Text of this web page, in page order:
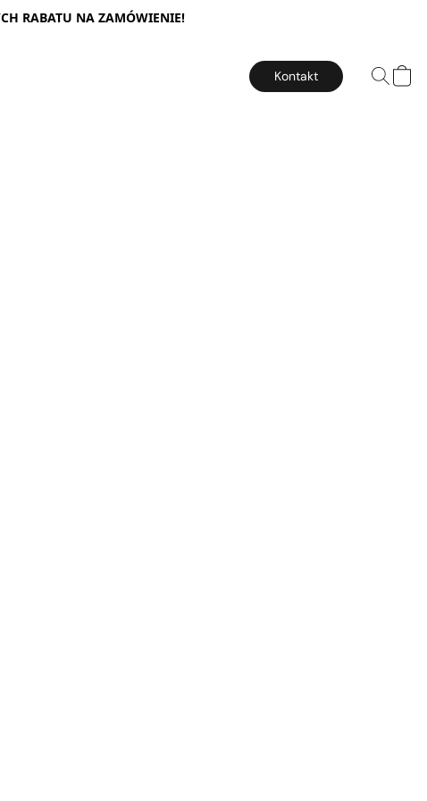
RABATU NA ZAMÓWIENIE!
Kontakt